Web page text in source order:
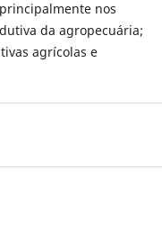
nos
da agropecuária;
agrícolas e